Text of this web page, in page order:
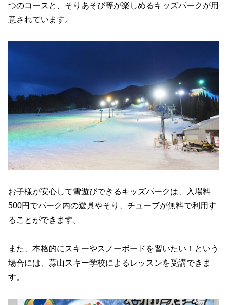
つのコースと、そりあそび等が楽しめるキッズパークが用
意されています。
お子様が安心して雪遊びできるキッズパークは、入場料
500円でパーク内の遊具やそり、チューブが無料で利用す
ることができます。
また、本格的にスキーやスノーボードを習いたい！という
場合には、蒜山スキー学校によるレッスンを受講できま
す。